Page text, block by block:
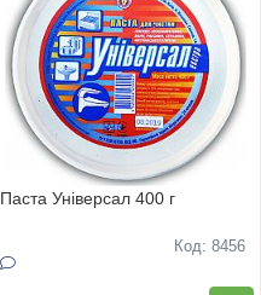
Паста Універсал 400 г
Код: 8456